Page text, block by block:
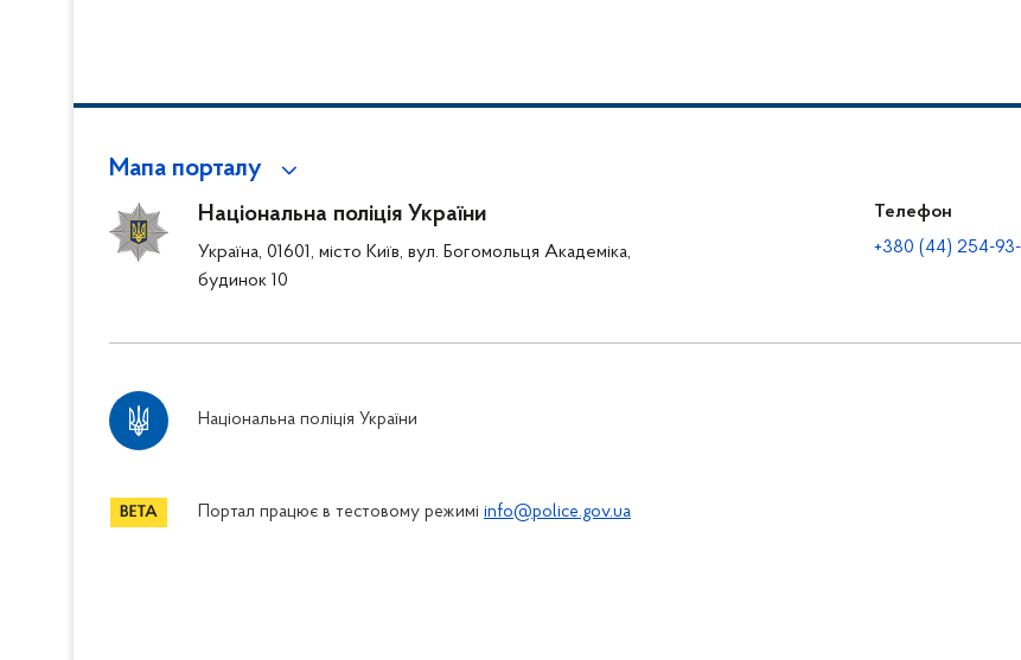
Мапа порталу
Національна поліція України
Україна, 01601, місто Київ, вул. Богомольця Академіка,
будинок 10
Телефон
+380 (44) 254-
Національна поліція України
Портал працює в тестовому режимі info@police.gov.ua